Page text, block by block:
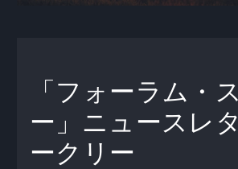
「フォーラム・
ー」ニュースレ
ークリー